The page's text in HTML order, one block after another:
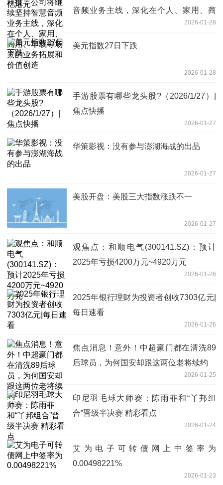
音频业务主线，深化在个人、家用、商
用、车载等场景的业务拓展和价值创造
2026-01-28
美元指数27日下跌
2026-01-28
手游股票有哪些龙头股?（2026/1/27）|
焦点快播
2026-01-27
华策影视：没有参与澎湖海战的出品
2026-01-27
美股开盘：美股三大指数涨跌不一
2026-01-27
观焦点：和顺电气(300141.SZ)：预计
2025年亏损4200万元~4920万元
2026-01-26
2025年银行理财为投资者创收7303亿元|
每日速看
2026-01-26
焦点消息！意外！中超豪门都在清洗89
后球员，为何国安却跟这两位老将续约
2026-01-25
印尼羽毛球大师赛：陈雨菲和“丫邦组
合”晋级半决赛 精彩看点
2026-01-24
艾为电子可转债网上中签率为
0.00498221%
2026-01-23